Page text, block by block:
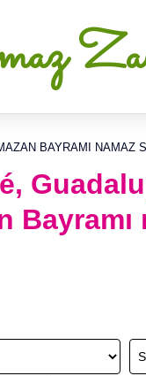
BAYRAMI NAMAZ
Bayramı